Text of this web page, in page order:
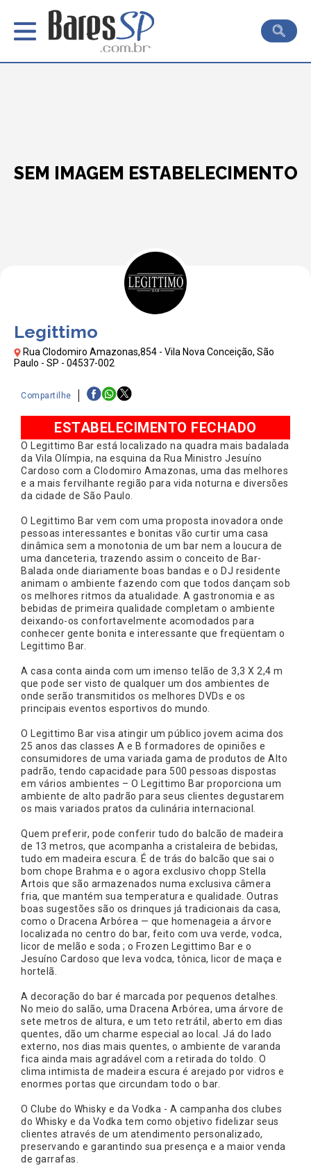
SEM IMAGEM ESTABELECIMENTO
Legittimo
Rua Clodomiro Amazonas,854 - Vila Nova Conceição, São
Paulo - SP - 04537-002
Compartilhe
ESTABELECIMENTO FECHADO
O Legittimo Bar está localizado na quadra mais badalada
da Vila Olímpia, na esquina da Rua Ministro Jesuíno
Cardoso com a Clodomiro Amazonas, uma das melhores
e a mais fervilhante região para vida noturna e diversões
da cidade de São Paulo.
O Legittimo Bar vem com uma proposta inovadora onde
pessoas interessantes e bonitas vão curtir uma casa
dinâmica sem a monotonia de um bar nem a loucura de
uma danceteria, trazendo assim o conceito de Bar-
Balada onde diariamente boas bandas e o DJ residente
animam o ambiente fazendo com que todos dançam sob
os melhores ritmos da atualidade. A gastronomia e as
bebidas de primeira qualidade completam o ambiente
deixando-os confortavelmente acomodados para
conhecer gente bonita e interessante que freqüentam o
Legittimo Bar.
A casa conta ainda com um imenso telão de 3,3 X 2,4 m
que pode ser visto de qualquer um dos ambientes de
onde serão transmitidos os melhores DVDs e os
principais eventos esportivos do mundo.
O Legittimo Bar visa atingir um público jovem acima dos
25 anos das classes A e B formadores de opiniões e
consumidores de uma variada gama de produtos de Alto
padrão, tendo capacidade para 500 pessoas dispostas
em vários ambientes – O Legittimo Bar proporciona um
ambiente de alto padrão para seus clientes degustarem
os mais variados pratos da culinária internacional.
Quem preferir, pode conferir tudo do balcão de madeira
de 13 metros, que acompanha a cristaleira de bebidas,
tudo em madeira escura. É de trás do balcão que sai o
bom chope Brahma e o agora exclusivo chopp Stella
Artois que são armazenados numa exclusiva câmera
fria, que mantém sua temperatura e qualidade. Outras
boas sugestões são os drinques já tradicionais da casa,
como o Dracena Arbórea — que homenageia a árvore
localizada no centro do bar, feito com uva verde, vodca,
licor de melão e soda ; o Frozen Legittimo Bar e o
Jesuíno Cardoso que leva vodca, tônica, licor de maça e
hortelã.
A decoração do bar é marcada por pequenos detalhes.
No meio do salão, uma Dracena Arbórea, uma árvore de
sete metros de altura, e um teto retrátil, aberto em dias
quentes, dão um charme especial ao local. Já do lado
externo, nos dias mais quentes, o ambiente de varanda
fica ainda mais agradável com a retirada do toldo. O
clima intimista de madeira escura é arejado por vidros e
enormes portas que circundam todo o bar.
O Clube do Whisky e da Vodka - A campanha dos clubes
do Whisky e da Vodka tem como objetivo fidelizar seus
clientes através de um atendimento personalizado,
preservando e garantindo sua presença e a maior venda
de garrafas.